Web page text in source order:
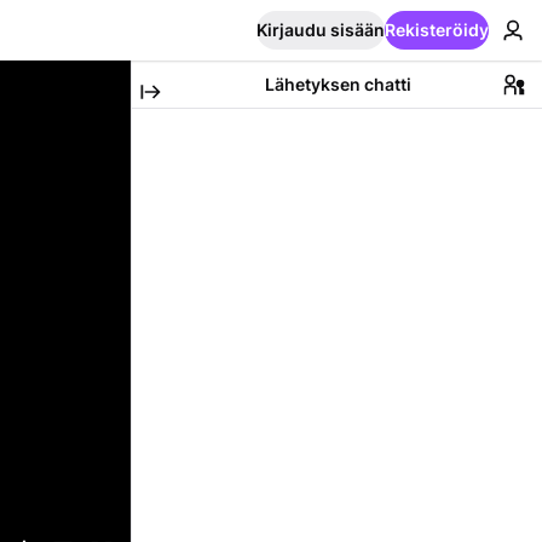
Kirjaudu sisäänRekisteröidy
Lähetyksen chatti